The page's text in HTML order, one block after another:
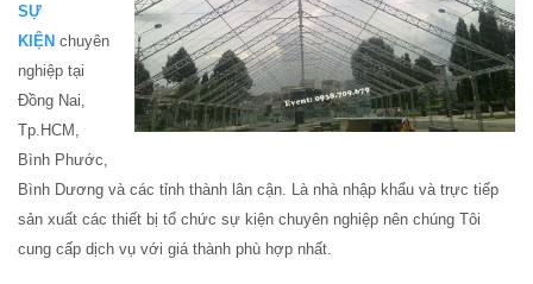
SỰ
KIỆN chuyên
nghiệp tại
Đồng Nai,
Tp.HCM,
Bình Phước,
Bình Dương và các tỉnh thành lân cận. Là nhà nhập khẩu và trực tiếp
sản xuất các thiết bị tổ chức sự kiện chuyên nghiệp nên chúng Tôi
cung cấp dịch vụ với giá thành phù hợp nhất.